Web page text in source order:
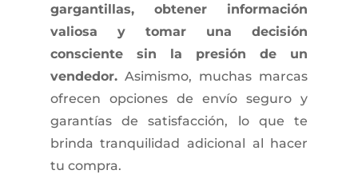
gargantillas, obtener información
valiosa y tomar una decisión
consciente sin la presión de un
vendedor.Asimismo, muchas marcas
ofrecen opciones de envío seguro y
garantías de satisfacción, lo que te
brinda tranquilidad adicional al hacer
tu compra.